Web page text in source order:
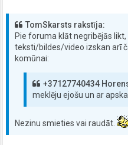
TomSkarsts rakstīja:
Pie foruma klāt negribējās
teksti/bildes/video izskan arī
komūnai:
+37127740434
meklēju ejošu un ar
Nezinu smieties vai raudāt.